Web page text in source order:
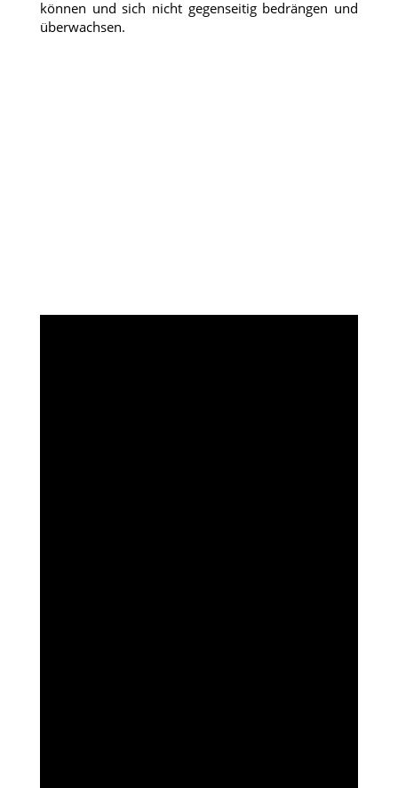
können und sich nicht gegenseitig bedrängen und
überwachsen.